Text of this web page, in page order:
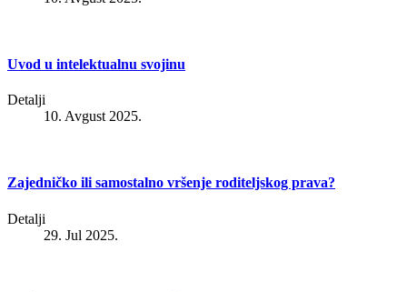
Uvod u intelektualnu svojinu
Detalji
10. Avgust 2025.
Zajedničko ili samostalno vršenje roditeljskog prava?
Detalji
29. Jul 2025.